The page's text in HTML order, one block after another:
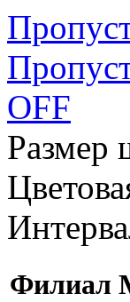
OFF
Размер
Филиал